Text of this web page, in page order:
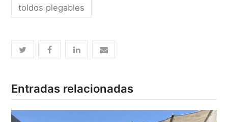
toldos plegables
Entradas relacionadas